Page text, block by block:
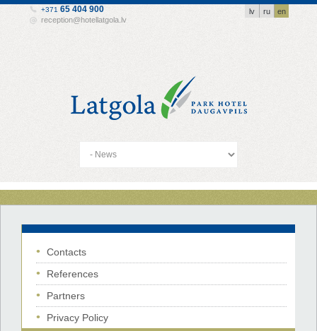
lv ru en
+371 65 404 900
reception@hotellatgola.lv
Contacts
References
Partners
Privacy Policy